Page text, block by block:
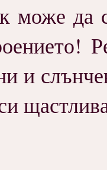
може да
и